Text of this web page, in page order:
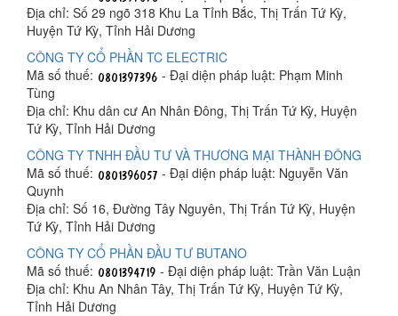
Địa chỉ: Số 29 ngõ 318 Khu La Tỉnh Bắc, Thị Trấn Tứ Kỳ,
Huyện Tứ Kỳ, Tỉnh Hải Dương
CÔNG TY CỔ PHẦN TC ELECTRIC
Mã số thuế:
- Đại diện pháp luật: Phạm Minh
Tùng
Địa chỉ: Khu dân cư An Nhân Đông, Thị Trấn Tứ Kỳ, Huyện
Tứ Kỳ, Tỉnh Hải Dương
CÔNG TY TNHH ĐẦU TƯ VÀ THƯƠNG MẠI THÀNH ĐÔNG
Mã số thuế:
- Đại diện pháp luật: Nguyễn Văn
Quynh
Địa chỉ: Số 16, Đường Tây Nguyên, Thị Trấn Tứ Kỳ, Huyện
Tứ Kỳ, Tỉnh Hải Dương
CÔNG TY CỔ PHẦN ĐẦU TƯ BUTANO
Mã số thuế:
- Đại diện pháp luật: Trần Văn Luận
Địa chỉ: Khu An Nhân Tây, Thị Trấn Tứ Kỳ, Huyện Tứ Kỳ,
Tỉnh Hải Dương